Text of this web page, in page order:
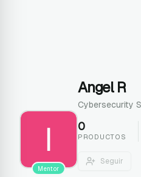
Mentor
Angel R
Cybersecurity
0
PRODUCTOS
Seguir